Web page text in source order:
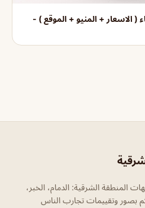
( الاسعار + المنيو + الموقع ) -
المنطقة الشرقية: الدمام، الخبر،
بصور وتقييمات تجارب الناس